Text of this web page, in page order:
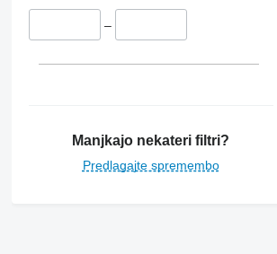
–
Manjkajo nekateri filtri?
Predlagajte spremembo